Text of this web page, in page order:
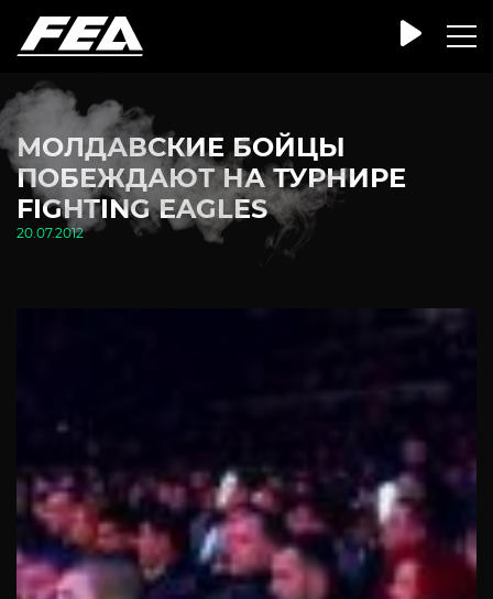
МОЛДАВСКИЕ БОЙЦЫ
ПОБЕЖДАЮТ НА ТУРНИРЕ
FIGHTING EAGLES
20.07.2012